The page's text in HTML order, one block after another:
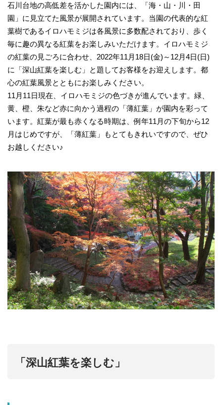
石川台地の高低差を活かした園内には、「海・山・川・田
園」に見立てた風景が展開されています。当園の代表的な紅
葉樹であるイロハモミジは各風景に多数配されており、歩く
毎に趣の異なる紅葉をお楽しみいただけます。イロハモミジ
の紅葉の見ごろに合わせ、2022年11月18日(金)～12月4日(日)
に「深山紅葉を楽しむ」と題してお客様をお迎えします。都
心の紅葉風景とともにお楽しみください。
11月11日現在、イロハモミジの色づきが進んでいます。緑、
黄、橙、朱など赤に向かう過程の「薄紅葉」が園内を彩って
います。紅葉が最も赤くなる時期は、例年11月の下旬から12
月はじめですが、「薄紅葉」もとてもきれいですので、ぜひ
お越しください♪
「深山紅葉を楽しむ」